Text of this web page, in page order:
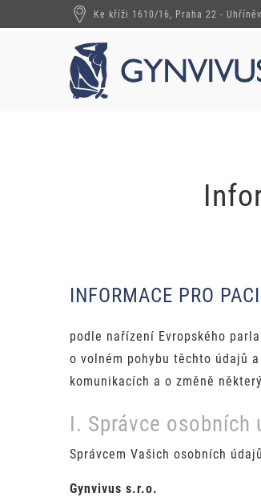
Ke kříži 1610/16, Praha 22 -
INFORMACE PRO
podle nařízení Evropského
o volném pohybu těchto údajů
komunikacích a o změně
I. Správce osobních
Správcem Vašich osobních
Gynvivus s.r.o.